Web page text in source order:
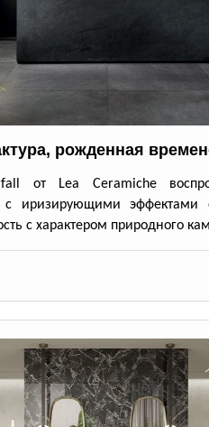
рожденная
от Lea Ceramiche
с иризирующими эффектами
с характером природного